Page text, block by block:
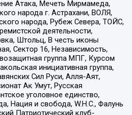
Атака, Мечеть Мирмамеда,
народа г. Астрахани, ВОЛЯ,
народа, Рубеж Севера, ТОЙС,
деятельности,
Штольц, В честь иконы
Сектор 16, Независимость,
группа МПГ, Курсом
инициативная группа,
Сил Руси, Алля-Аят,
Ак Умут, Русская
уголовное единство,
Нация и свобода, W.H.С., Фалунь
Патриотический клуб-